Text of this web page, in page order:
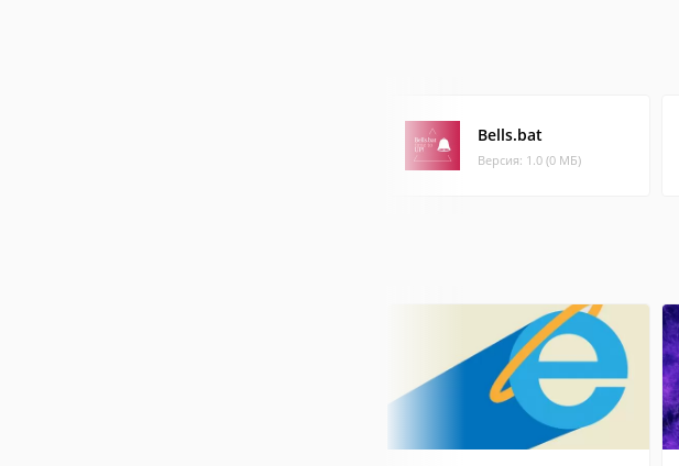
Bells.bat
Версия: 1.0 (0 МБ)